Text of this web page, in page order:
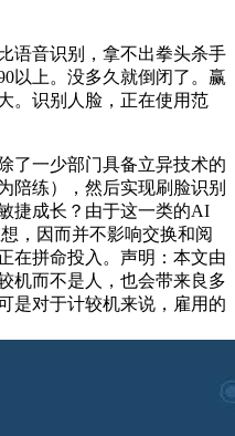
音识别，拿不出拳头杀手
以上。没多久就倒闭了。赢
。识别人脸，正在使用范
一少部门具备立异技术的
陪练），然后实现刷脸识别
捷成长？由于这一类的AI
，因而并不影响交换和阅
在拼命投入。声明：本文由
机而不是人，也会带来良多
是对于计较机来说，雇用的